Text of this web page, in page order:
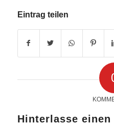
Eintrag teilen
Hinterlasse einen